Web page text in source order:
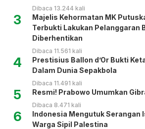
Dibaca 13.244 kali
3
Majelis Kehormatan MK
Terbukti Lakukan Pelanggaran
Diberhentikan
Dibaca 11.561 kali
4
Prestisius Ballon d’Or Bukti
Dalam Dunia Sepakbola
Dibaca 11.491 kali
5 Resmi! Prabowo Umumkan
Dibaca 8.471 kali
6
Indonesia Mengutuk Serangan
Warga Sipil Palestina